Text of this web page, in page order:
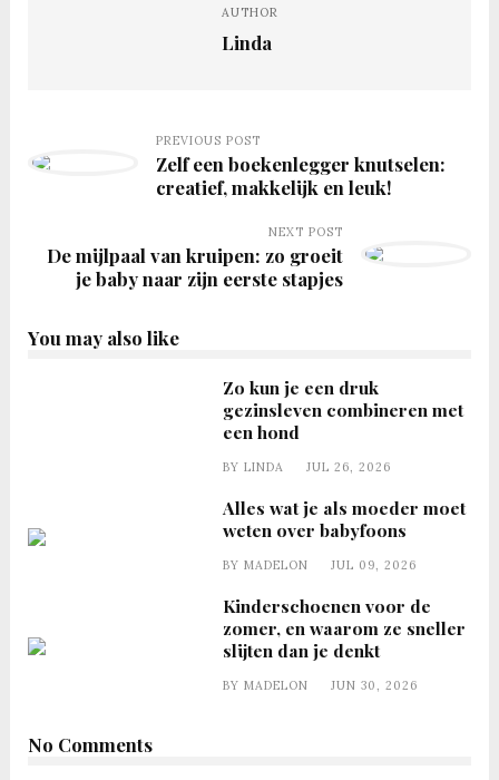
AUTHOR
Linda
PREVIOUS POST
Zelf een boekenlegger knutselen:
creatief, makkelijk en leuk!
NEXT POST
De mijlpaal van kruipen: zo groeit
je baby naar zijn eerste stapjes
You may also like
Zo kun je een druk
gezinsleven combineren met
een hond
BYLINDA JUL 26, 2026
Alles wat je als moeder moet
weten over babyfoons
BYMADELON JUL 09, 2026
Kinderschoenen voor de
zomer, en waarom ze sneller
slijten dan je denkt
BYMADELON JUN 30, 2026
No Comments